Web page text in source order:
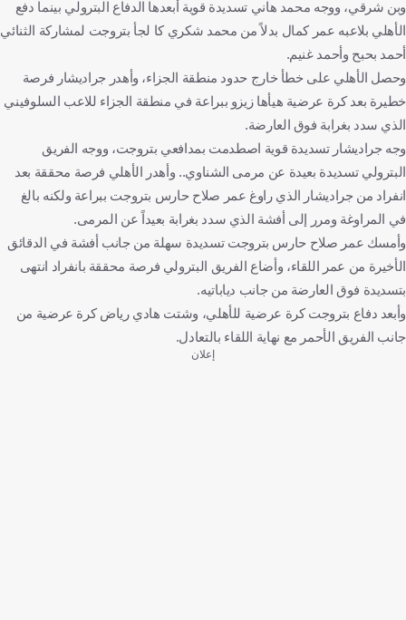
وبن شرقي، ووجه محمد هاني تسديدة قوية أبعدها الدفاع البترولي بينما دفع
الأهلي بلاعبه عمر كمال بدلاً من محمد شكري كا لجأ بتروجت لمشاركة الثنائي
أحمد بحبح وأحمد غنيم.
وحصل الأهلي على خطأ خارج حدود منطقة الجزاء، وأهدر جراديشار فرصة
خطيرة بعد كرة عرضية هيأها زيزو ببراعة في منطقة الجزاء للاعب السلوفيني
الذي سدد بغرابة فوق العارضة.
وجه جراديشار تسديدة قوية اصطدمت بمدافعي بتروجت، ووجه الفريق
البترولي تسديدة بعيدة عن مرمى الشناوي.. وأهدر الأهلي فرصة محققة بعد
انفراد من جراديشار الذي راوغ عمر صلاح حارس بتروجت ببراعة ولكنه بالغ
في المراوغة ومرر إلى أفشة الذي سدد بغرابة بعيداً عن المرمى.
وأمسك عمر صلاح حارس بتروجت تسديدة سهلة من جانب أفشة في الدقائق
الأخيرة من عمر اللقاء، وأضاع الفريق البترولي فرصة محققة بانفراد انتهى
بتسديدة فوق العارضة من جانب دياباتيه.
وأبعد دفاع بتروجت كرة عرضية للأهلي، وشتت هادي رياض كرة عرضية من
جانب الفريق الأحمر مع نهاية اللقاء بالتعادل.
إعلان